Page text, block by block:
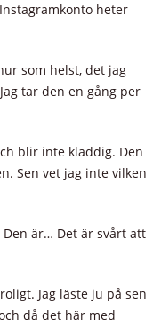
heter
som helst, det jag
tar den en gång per
blir inte kladdig. Den
Sen vet jag inte vilken
är… Det är svårt att
Jag läste ju på sen
då det här med